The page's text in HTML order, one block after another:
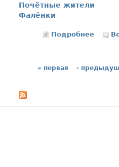
Почётные жители
Фалёнки
Подробнее о
« первая
‹